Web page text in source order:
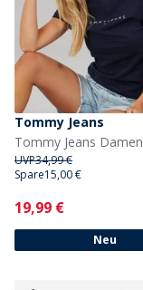
Tommy Jeans
UVP34,99 €
Spare15,00 €
Current
19,99 €
Neu